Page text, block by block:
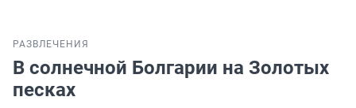
РАЗВЛЕЧЕНИЯ
В солнечной Болгарии на Золотых
песках